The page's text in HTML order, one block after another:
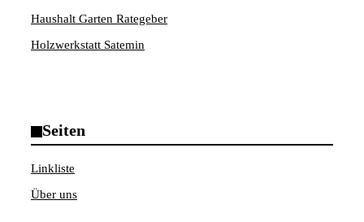
Haushalt Garten Rategeber
Holzwerkstatt Satemin
Seiten
Linkliste
Über uns